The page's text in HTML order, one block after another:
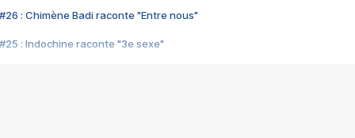
#26 : Chimène Badi raconte "Entre nous"
#25 : Indochine raconte "3e sexe"